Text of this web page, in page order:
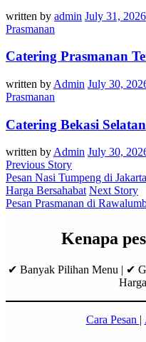
written by admin July 31, 2026
Prasmanan
Catering Prasmanan
written by Admin July 30,
Prasmanan
Catering Bekasi Selatan
written byAdmin July 30,
Previous Story
Pesan Nasi Tumpeng di
Harga Bersahabat Next Story
Pesan Prasmanan di
Kenapa
✔ Banyak Pilihan Menu | ✔
Cara Pesan |